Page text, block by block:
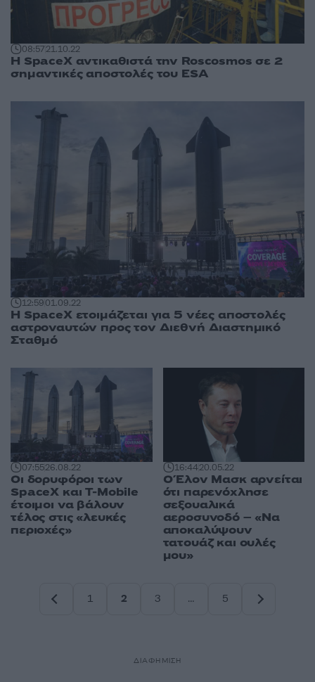
08:5721.10.22
Η SpaceX αντικαθιστά την Roscosmos σε 2
σημαντικές αποστολές του ESA
12:5901.09.22
H SpaceX ετοιμάζεται για 5 νέες αποστολές
αστροναυτών προς τον Διεθνή Διαστημικό
Σταθμό
07:5526.08.22
Οι δορυφόροι των
SpaceX και T-Mobile
έτοιμοι να βάλουν
τέλος στις «λευκές
περιοχές»
16:4420.05.22
Ο Έλον Μασκ αρνείται
ότι παρενόχλησε
σεξουαλικά
αεροσυνοδό – «Να
αποκαλύψουν
τατουάζ και ουλές
μου»
1
2
3
…
5
ΔΙΑΦΗΜΙΣΗ